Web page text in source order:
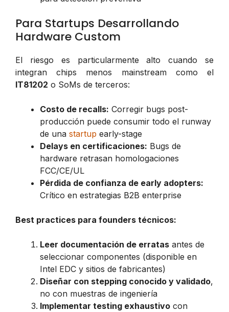
Para Startups Desarrollando
Hardware Custom
El riesgo es particularmente alto cuando se
integran chips menos mainstream como el
IT81202 o SoMs de terceros:
Costo de recalls: Corregir bugs post-
producción puede consumir todo el runway
de una startup early-stage
Delays en certificaciones: Bugs de
hardware retrasan homologaciones
FCC/CE/UL
Pérdida de confianza de early adopters:
Crítico en estrategias B2B enterprise
Best practices para founders técnicos:
Leer documentación de erratas antes de
seleccionar componentes (disponible en
Intel EDC y sitios de fabricantes)
Diseñar con stepping conocido y validado,
no con muestras de ingeniería
Implementar testing exhaustivo con